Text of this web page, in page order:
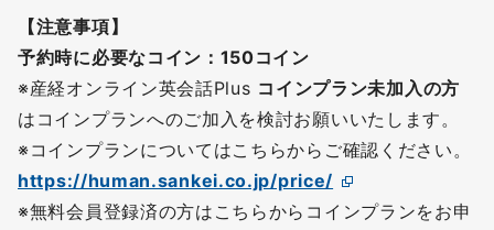
【注意事項】
予約時に必要なコイン：150コイン
※産経オンライン英会話Plus コインプラン未加入の方
はコインプランへのご加入を検討お願いいたします。
※コインプランについてはこちらからご確認ください。
https://human.sankei.co.jp/price/
※無料会員登録済の方はこちらからコインプランをお申